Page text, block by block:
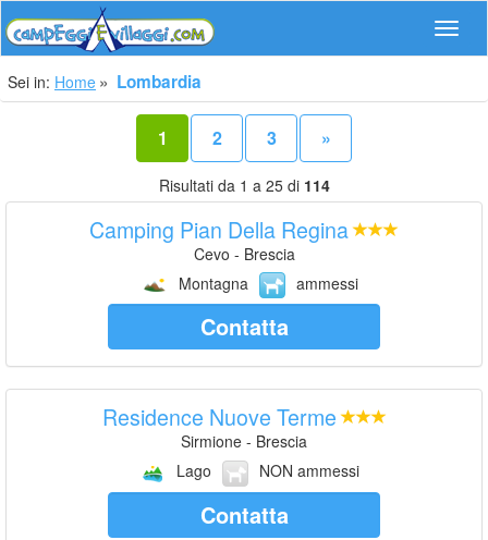
Sei in: Home Lombardia
1 2 3 »
Risultati da 1 a 25 di 114
Camping Pian Della Regina
Cevo - Brescia
Montagna
ammessi
Contatta
Residence Nuove Terme
Sirmione - Brescia
Lago
NON ammessi
Contatta